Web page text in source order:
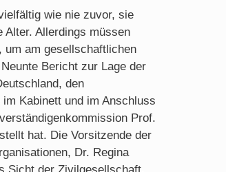
wie nie zuvor, sie
Alter. Allerdings müssen
um am gesellschaftlichen
Bericht zur Lage der
den
Kabinett und im Anschluss
Prof.
hat. Die Vorsitzende der
Dr. Regina